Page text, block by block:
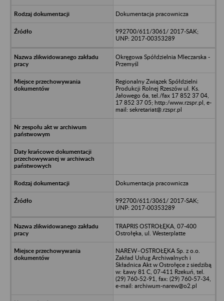
Dokumentacja pracownicza
992700/611/3061/ 2017-SAK;
UNP: 2017-00353289
Okręgowa Spółdzielnia Mleczarska -
Przemyśl
Regionalny Związek Spółdzielni
Produkcji Rolnej Rzeszów ul. Ks.
Jałowego 6a, tel./fax 17 852 37 04,
17 852 37 05; http:/www.rzspr.pl, e-
mail: sekretariat@.rzspr.pl
Dokumentacja pracownicza
992700/611/3061/ 2017-SAK;
UNP: 2017-00353289
TRAPRIS OSTROŁĘKA, 07-400
Ostrołęka, ul. Westerplatte
NAREW–OSTROŁĘKA Sp. z o.o.
Zakład Usług Archiwalnych i
Składnica Akt w Ostrołęce z siedzibą
w: Ławy 81 C, 07-411 Rzekuń, tel.
(29) 760-52-91, fax: (29) 760-57-34,
e-mail: archiwum-narew@o2.pl